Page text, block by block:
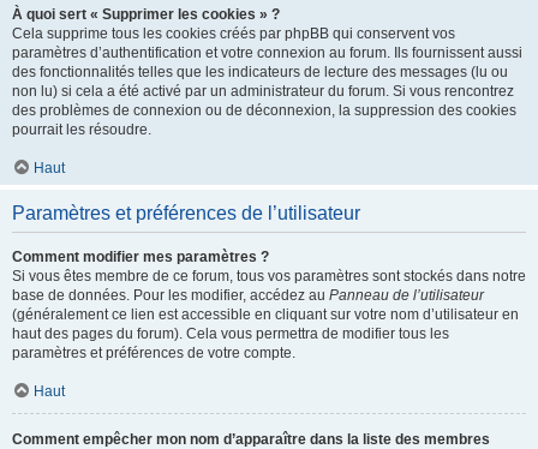
À quoi sert « Supprimer les cookies » ?
Cela supprime tous les cookies créés par phpBB qui conservent vos
paramètres d’authentification et votre connexion au forum. Ils fournissent aussi
des fonctionnalités telles que les indicateurs de lecture des messages (lu ou
non lu) si cela a été activé par un administrateur du forum. Si vous rencontrez
des problèmes de connexion ou de déconnexion, la suppression des cookies
pourrait les résoudre.
Haut
Paramètres et préférences de l’utilisateur
Comment modifier mes paramètres ?
Si vous êtes membre de ce forum, tous vos paramètres sont stockés dans notre
base de données. Pour les modifier, accédez au Panneau de l’utilisateur
(généralement ce lien est accessible en cliquant sur votre nom d’utilisateur en
haut des pages du forum). Cela vous permettra de modifier tous les
paramètres et préférences de votre compte.
Haut
Comment empêcher mon nom d’apparaître dans la liste des membres